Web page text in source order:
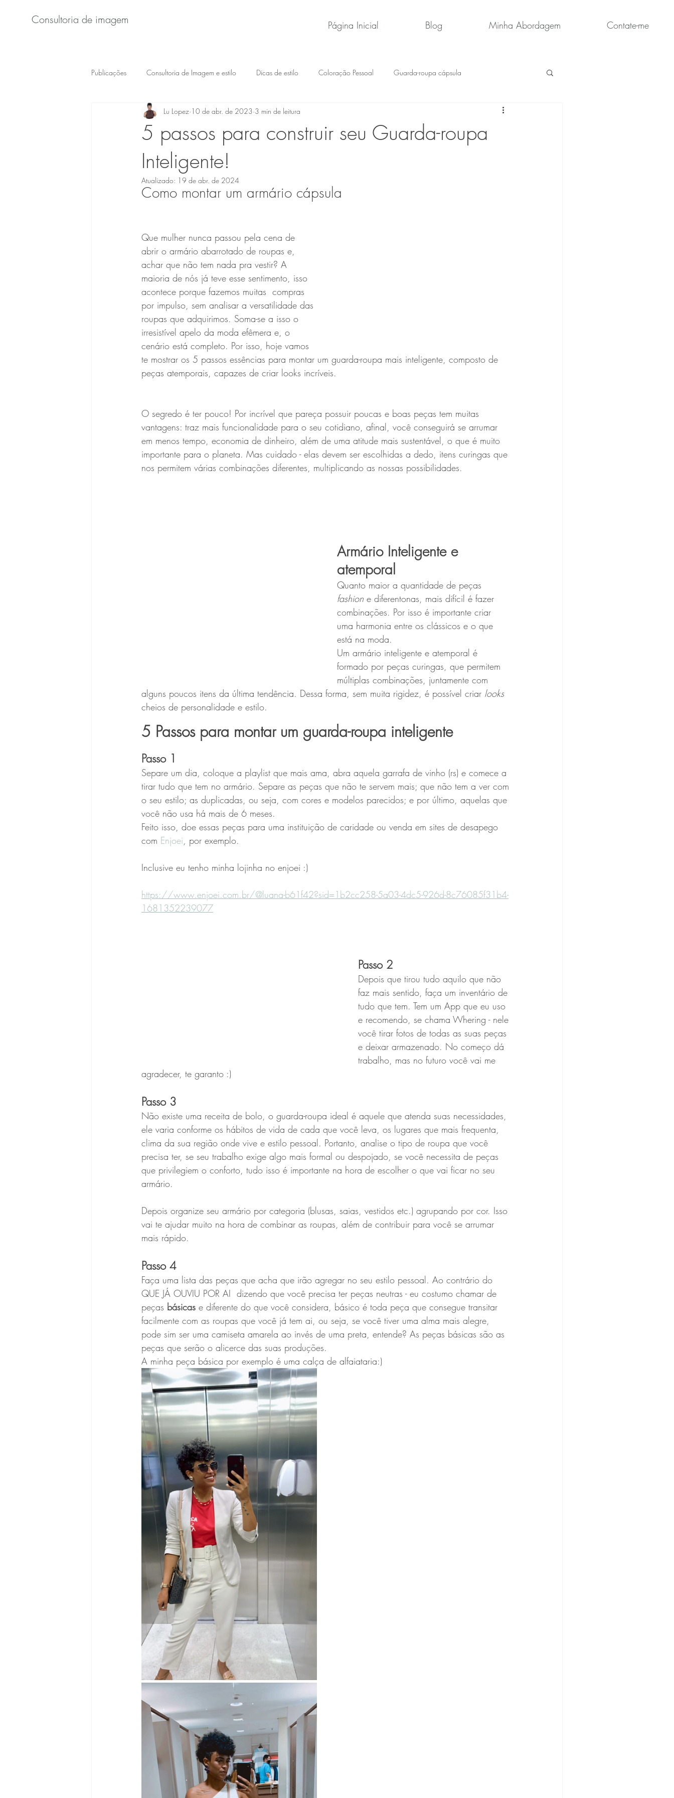
Consultoria de imagem Página Inicial Blog Minha Abordagem Contate-me
Publicações Consultoria de Imagem e estilo Dicas de estilo Coloração Pessoal Guarda-roupa cápsula
5 passos para construir seu Guarda-roupa
Inteligente!
Lu Lopez 10 de abr. de 2023 3 min de leitura
Atualizado: 19 de abr. de 2024
Como montar um armário cápsula
Que mulher nunca passou pela cena de
abrir o armário abarrotado de roupas e,
achar que não tem nada pra vestir? A
maioria de nós já teve esse sentimento, isso
acontece porque fazemos muitas  compras
por impulso, sem analisar a versatilidade das
roupas que adquirimos. Soma-se a isso o
irresistível apelo da moda efêmera e, o
cenário está completo. Por isso, hoje vamos
te mostrar os 5 passos essências para montar um guarda-roupa mais inteligente, composto de
peças atemporais, capazes de criar looks incríveis.
O segredo é ter pouco! Por incrível que pareça possuir poucas e boas peças tem muitas
vantagens: traz mais funcionalidade para o seu cotidiano, afinal, você conseguirá se arrumar
em menos tempo, economia de dinheiro, além de uma atitude mais sustentável, o que é muito
importante para o planeta. Mas cuidado - elas devem ser escolhidas a dedo, itens curingas que
nos permitem várias combinações diferentes, multiplicando as nossas possibilidades.
Armário Inteligente e
atemporal
Quanto maior a quantidade de peças
fashion e diferentonas, mais difícil é fazer
combinações. Por isso é importante criar
uma harmonia entre os clássicos e o que
está na moda.
Um armário inteligente e atemporal é
formado por peças curingas, que permitem
múltiplas combinações, juntamente com
alguns poucos itens da última tendência. Dessa forma, sem muita rigidez, é possível criar looks
cheios de personalidade e estilo.
5 Passos para montar um guarda-roupa inteligente
Passo 1
Separe um dia, coloque a playlist que mais ama, abra aquela garrafa de vinho (rs) e comece a
tirar tudo que tem no armário. Separe as peças que não te servem mais; que não tem a ver com
o seu estilo; as duplicadas, ou seja, com cores e modelos parecidos; e por último, aquelas que
você não usa há mais de 6 meses.
Feito isso, doe essas peças para uma instituição de caridade ou venda em sites de desapego
com Enjoei, por exemplo.
Inclusive eu tenho minha lojinha no enjoei :)
https://www.enjoei.com.br/@luana-b61f42?sid=1b2cc258-5a03-4dc5-926d-8c76085f31b4-
1681352239077
Passo 2
Depois que tirou tudo aquilo que não
faz mais sentido, faça um inventário de
tudo que tem. Tem um App que eu uso
e recomendo, se chama Whering - nele
você tirar fotos de todas as suas peças
e deixar armazenado. No começo dá
trabalho, mas no futuro você vai me
agradecer, te garanto :)
Passo 3
Não existe uma receita de bolo, o guarda-roupa ideal é aquele que atenda suas necessidades,
ele varia conforme os hábitos de vida de cada que você leva, os lugares que mais frequenta,
clima da sua região onde vive e estilo pessoal. Portanto, analise o tipo de roupa que você
precisa ter, se seu trabalho exige algo mais formal ou despojado, se você necessita de peças
que privilegiem o conforto, tudo isso é importante na hora de escolher o que vai ficar no seu
armário.
Depois organize seu armário por categoria (blusas, saias, vestidos etc.) agrupando por cor. Isso
vai te ajudar muito na hora de combinar as roupas, além de contribuir para você se arrumar
mais rápido.
Passo 4
Faça uma lista das peças que acha que irão agregar no seu estilo pessoal. Ao contrário do
QUE JÁ OUVIU POR AI  dizendo que você precisa ter peças neutras - eu costumo chamar de
peças básicas e diferente do que você considera, básico é toda peça que consegue transitar
facilmente com as roupas que você já tem ai, ou seja, se você tiver uma alma mais alegre,
pode sim ser uma camiseta amarela ao invés de uma preta, entende? As peças básicas são as
peças que serão o alicerce das suas produções.
A minha peça básica por exemplo é uma calça de alfaiataria:)